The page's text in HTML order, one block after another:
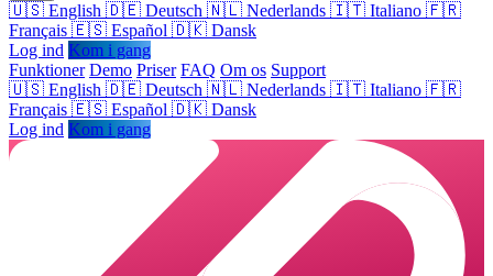
🇺🇸 English 🇩🇪 Deutsch 🇳🇱 Nederlands 🇮🇹 Italiano 🇫🇷
Français 🇪🇸 Español 🇩🇰 Dansk
Log ind Kom i gang
Funktioner Demo Priser FAQ Om os Support
🇺🇸 English 🇩🇪 Deutsch 🇳🇱 Nederlands 🇮🇹 Italiano 🇫🇷
Français 🇪🇸 Español 🇩🇰 Dansk
Log ind Kom i gang